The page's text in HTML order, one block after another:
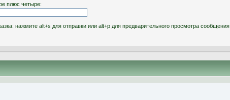
плюс четыре:
нажмите alt+s для отправки или alt+p для предварительного просмотра сообщения